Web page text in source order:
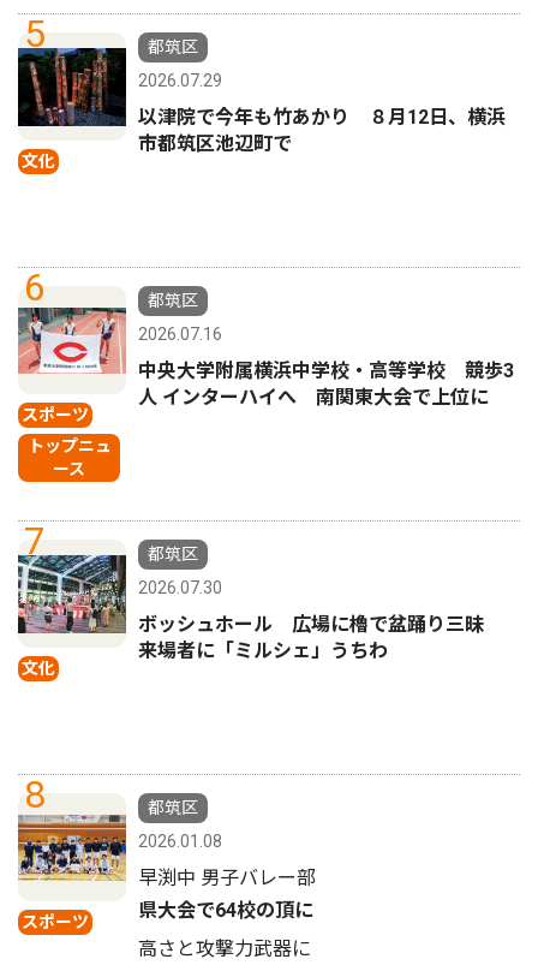
5
文化
都筑区
2026.07.29
以津院で今年も竹あかり ８月12日、横浜
市都筑区池辺町で
6
スポーツ
トップニュ
ース
都筑区
2026.07.16
中央大学附属横浜中学校・高等学校 競歩3
人 インターハイへ 南関東大会で上位に
7
文化
都筑区
2026.07.30
ボッシュホール 広場に櫓で盆踊り三昧
来場者に「ミルシェ」うちわ
8
スポーツ
都筑区
2026.01.08
早渕中 男子バレー部
県大会で64校の頂に
高さと攻撃力武器に